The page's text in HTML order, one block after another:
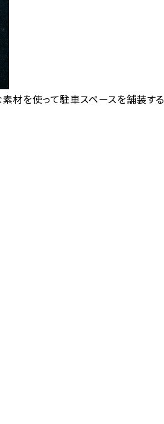
材を使って駐車スペースを舗装す